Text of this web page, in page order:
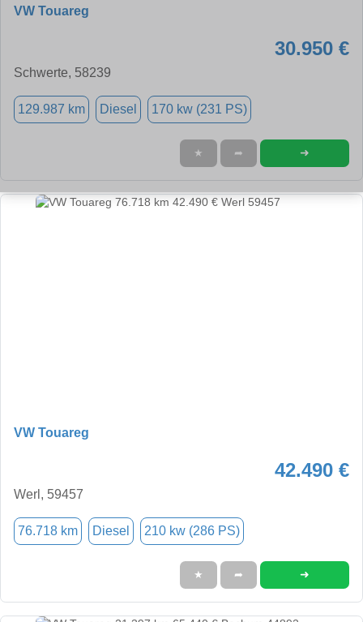
VW Touareg
30.950 €
Schwerte, 58239
129.987 km Diesel 170 kw (231 PS)
★ ➦ ➜
VW Touareg
42.490 €
Werl, 59457
76.718 km Diesel 210 kw (286 PS)
★ ➦ ➜